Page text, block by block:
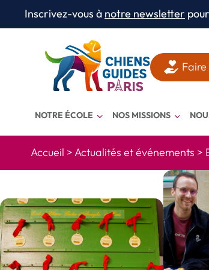
Aller au texte
Aller au menu
Inscrivez-vous à notre newsletter
Faire
NOTRE ÉCOLE NOS MISSIONS
Accueil >Actualités et événements >